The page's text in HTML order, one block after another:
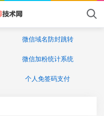
微信域名防封跳转
微信加粉统计系统
个人免签码支付